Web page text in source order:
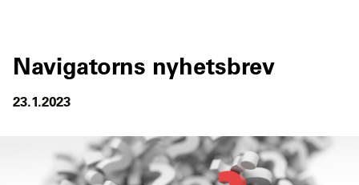
Navigatorns nyhetsbrev
23.1.2023